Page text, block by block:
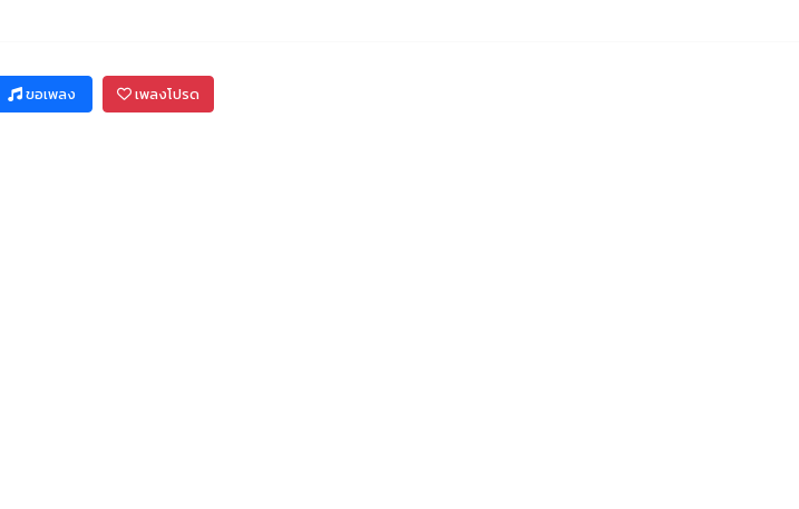
ขอเพลง เพลงโปรด